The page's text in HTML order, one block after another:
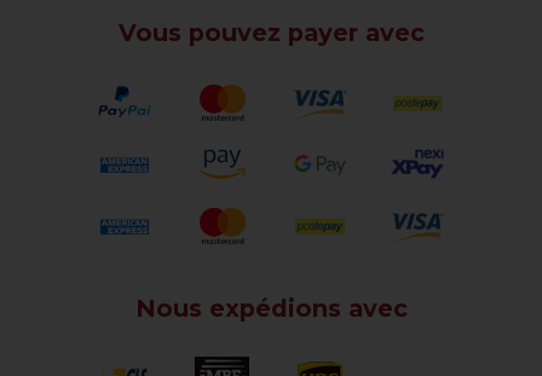
Vous pouvez payer avec
Nous expédions avec